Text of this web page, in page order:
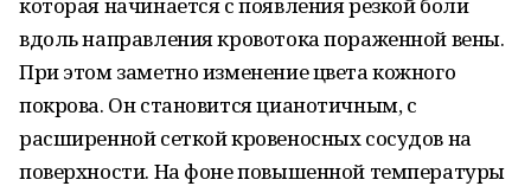
вдоль направления кровотока пораженной вены.
При этом заметно изменение цвета кожного
покрова. Он становится цианотичным, с
расширенной сеткой кровеносных сосудов на
поверхности. На фоне повышенной температуры